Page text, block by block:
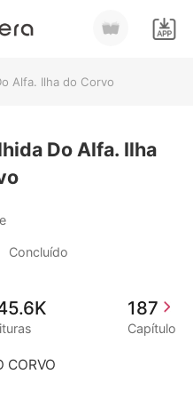
Alfa. Ilha do Corvo
Do Alfa. Ilha
Concluído
187
Capítulo
CORVO